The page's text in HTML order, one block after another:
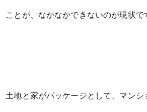
ことが、なかなかできないのが現状で
土地と家がパッケージとして、マンシ